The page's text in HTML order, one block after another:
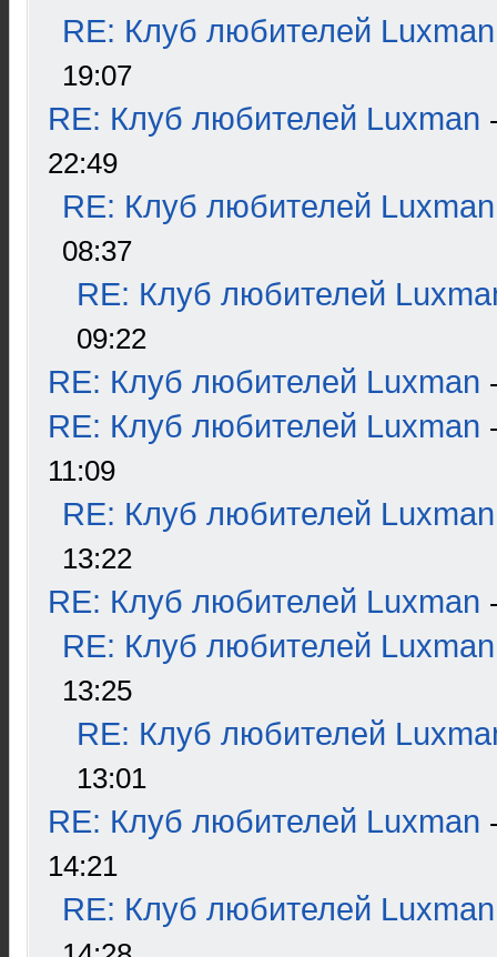
RE: Клуб любителей Luxman
19:07
RE: Клуб любителей Luxman
22:49
RE: Клуб любителей Luxman
08:37
RE: Клуб любителей
09:22
RE: Клуб любителей Luxman
RE: Клуб любителей Luxman
11:09
RE: Клуб любителей Luxman
13:22
RE: Клуб любителей Luxman
RE: Клуб любителей Luxman
13:25
RE: Клуб любителей
13:01
RE: Клуб любителей Luxman
14:21
RE: Клуб любителей Luxman